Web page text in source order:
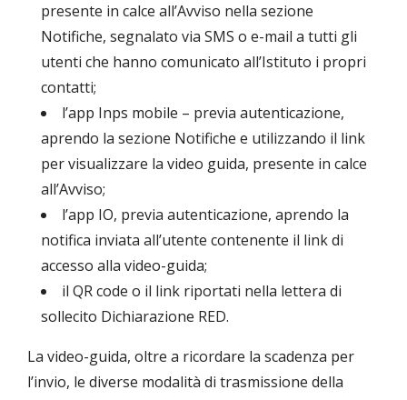
presente in calce all’Avviso nella sezione
Notifiche, segnalato via SMS o e-mail a tutti gli
utenti che hanno comunicato all’Istituto i propri
contatti;
l’app Inps mobile – previa autenticazione,
aprendo la sezione Notifiche e utilizzando il link
per visualizzare la video guida, presente in calce
all’Avviso;
l’app IO, previa autenticazione, aprendo la
notifica inviata all’utente contenente il link di
accesso alla video-guida;
il QR code o il link riportati nella lettera di
sollecito Dichiarazione RED.
La video-guida, oltre a ricordare la scadenza per
l’invio, le diverse modalità di trasmissione della